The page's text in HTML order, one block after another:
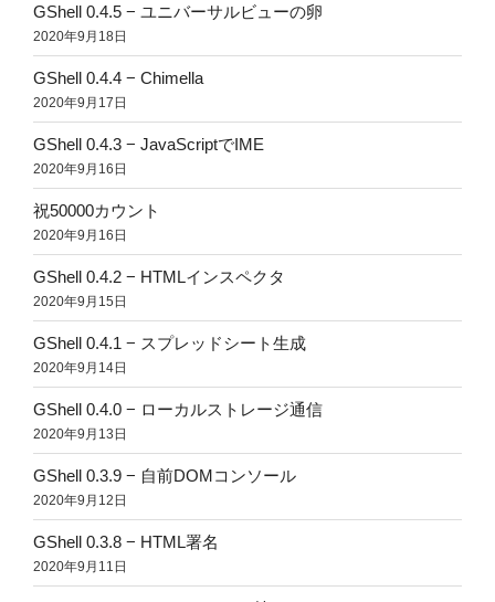
GShell 0.4.5 − ユニバーサルビューの卵
2020年9月18日
GShell 0.4.4 − Chimella
2020年9月17日
GShell 0.4.3 − JavaScriptでIME
2020年9月16日
祝50000カウント
2020年9月16日
GShell 0.4.2 − HTMLインスペクタ
2020年9月15日
GShell 0.4.1 − スプレッドシート生成
2020年9月14日
GShell 0.4.0 − ローカルストレージ通信
2020年9月13日
GShell 0.3.9 − 自前DOMコンソール
2020年9月12日
GShell 0.3.8 − HTML署名
2020年9月11日